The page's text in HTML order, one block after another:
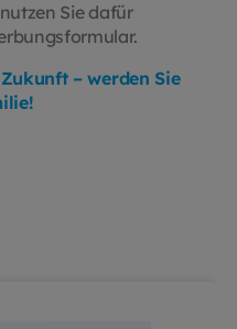
Sie dafür
– werden Sie